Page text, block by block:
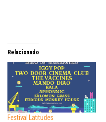
Relacionado
Festival Latitudes